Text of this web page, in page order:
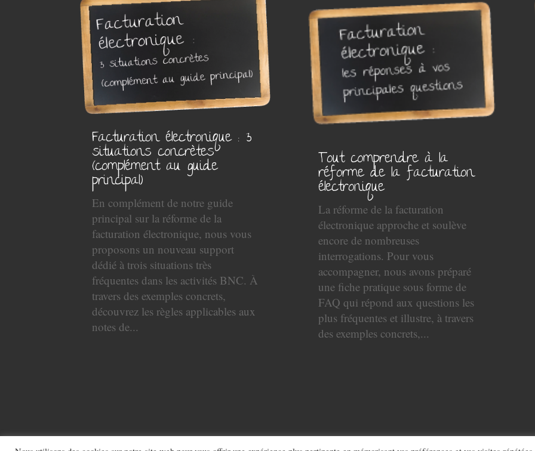
Facturation électronique : 3
situations concrètes
(complément au guide
principal)
En complément de notre guide
principal sur la réforme de la
facturation électronique, nous vous
proposons un nouveau support
dédié à trois situations très
fréquentes dans les activités BNC. À
travers des exemples concrets,
découvrez les règles applicables aux
notes de...
Tout comprendre à la
réforme de la facturation
électronique
La réforme de la facturation
électronique approche et soulève
encore de nombreuses
interrogations. Pour vous
accompagner, nous avons préparé
une fiche pratique sous forme de
FAQ qui répond aux questions les
plus fréquentes et illustre, à travers
des exemples concrets,...